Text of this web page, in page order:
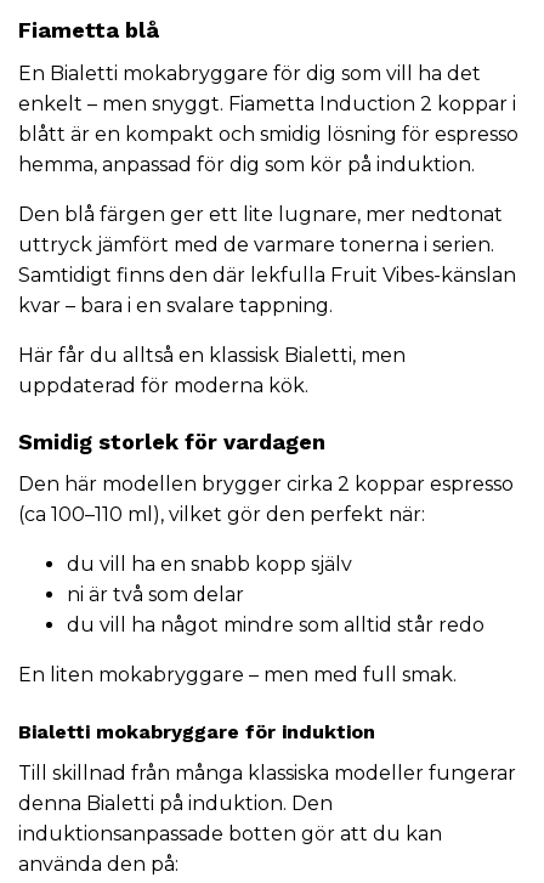
Fiametta blå
En Bialetti mokabryggare för dig som vill ha det
enkelt – men snyggt. Fiametta Induction 2 koppar i
blått är en kompakt och smidig lösning för espresso
hemma, anpassad för dig som kör på induktion.
Den blå färgen ger ett lite lugnare, mer nedtonat
uttryck jämfört med de varmare tonerna i serien.
Samtidigt finns den där lekfulla Fruit Vibes-känslan
kvar – bara i en svalare tappning.
Här får du alltså en klassisk Bialetti, men
uppdaterad för moderna kök.
Smidig storlek för vardagen
Den här modellen brygger cirka 2 koppar espresso
(ca 100–110 ml), vilket gör den perfekt när:
du vill ha en snabb kopp själv
ni är två som delar
du vill ha något mindre som alltid står redo
En liten mokabryggare – men med full smak.
Bialetti mokabryggare för induktion
Till skillnad från många klassiska modeller fungerar
denna Bialetti på induktion. Den
induktionsanpassade botten gör att du kan
använda den på: